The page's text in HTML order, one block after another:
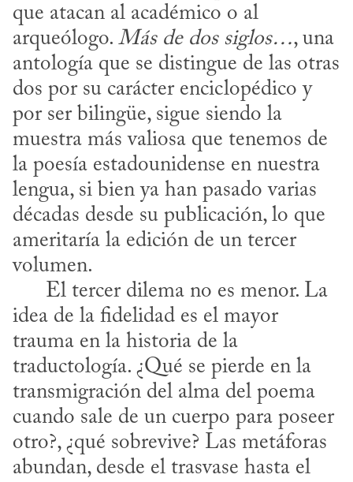
que atacan al académico o al
arqueólogo. Más de dos siglos…, una
antología que se distingue de las otras
dos por su carácter enciclopédico y
por ser bilingüe, sigue siendo la
muestra más valiosa que tenemos de
la poesía estadounidense en nuestra
lengua, si bien ya han pasado varias
décadas desde su publicación, lo que
ameritaría la edición de un tercer
volumen.
idea de la fidelidad es el mayor
trauma en la historia de la
traductología. ¿Qué se pierde en la
transmigración del alma del poema
cuando sale de un cuerpo para poseer
otro?, ¿qué sobrevive? Las metáforas
abundan, desde el trasvase hasta el